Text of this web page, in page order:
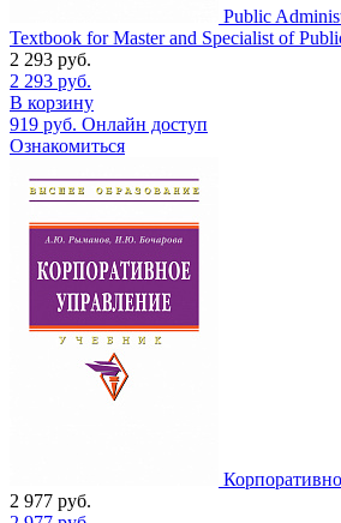
Public
Textbook for Master and Specialist of
2 293 руб.
2 293 руб.
В корзину
919 руб. Онлайн доступ
Ознакомиться
2 977 руб.